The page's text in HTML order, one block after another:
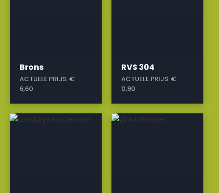
Brons
ACTUELE PRIJS:€
6,60
RVS 304
ACTUELE PRIJS:€
0,90
a a